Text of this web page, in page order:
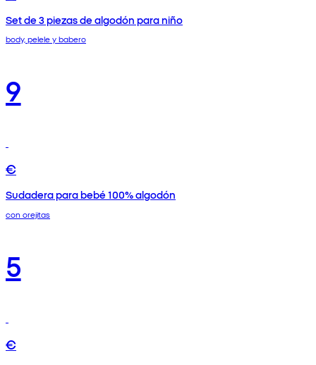
Set de 3 piezas de algodón para niño
body, pelele y babero
9
€
Sudadera para bebé 100% algodón
con orejitas
5
€